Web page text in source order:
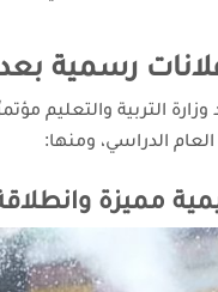
رسمية بعد
الدراسي، ومنها: